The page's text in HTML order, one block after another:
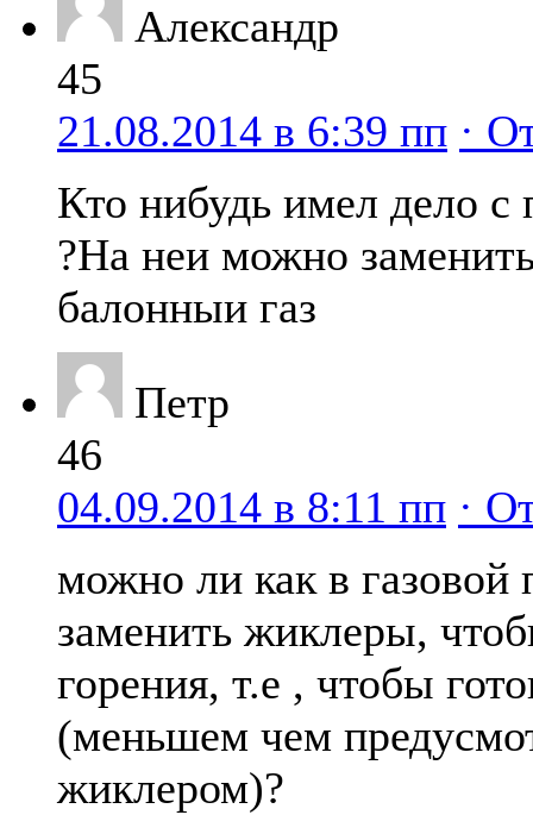
Александр
45
21.08.2014 в 6:39 пп ·
Кто нибудь имел дело
?На неи можно
балонныи газ
Петр
46
04.09.2014 в 8:11 пп ·
можно ли как в газовой
заменить жиклеры,
горения, т.е , чтобы
(меньшем чем
жиклером)?